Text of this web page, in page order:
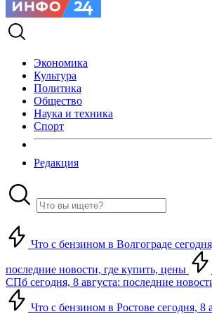
Экономика
Культура
Политика
Общество
Наука и техника
Спорт
Редакция
Что с бензином в Волгограде
последние новости, где купить, цены
СПб сегодня, 8 августа: последние
Что с бензином в Ростове сегодня, 8